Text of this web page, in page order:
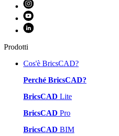
Prodotti
Cos'è BricsCAD?
Perché BricsCAD?
BricsCAD Lite
BricsCAD Pro
BricsCAD BIM